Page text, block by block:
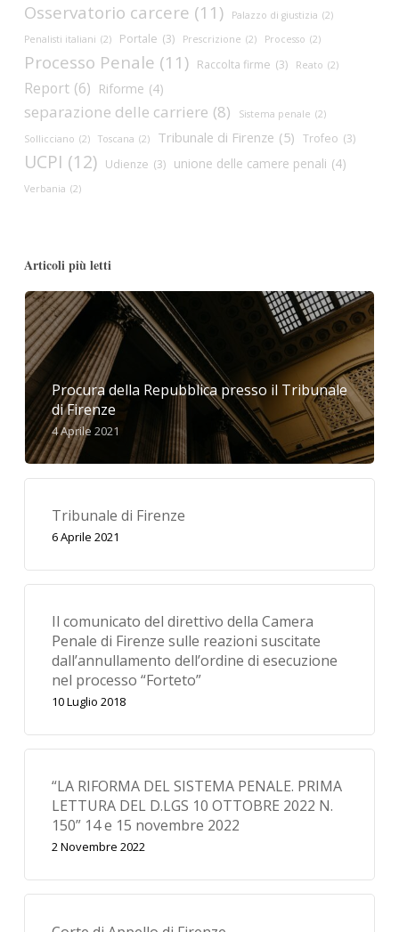
Osservatorio carcere (11) Palazzo di giustizia (2)
Penalisti italiani (2) Portale (3) Prescrizione (2) Processo (2)
Processo Penale (11) Raccolta firme (3) Reato (2)
Report (6) Riforme (4)
separazione delle carriere (8) Sistema penale (2)
Sollicciano (2) Toscana (2) Tribunale di Firenze (5) Trofeo (3)
UCPI (12) Udienze (3) unione delle camere penali (4)
Verbania (2)
Articoli più letti
Procura della Repubblica presso il Tribunale
di Firenze
4 Aprile 2021
Tribunale di Firenze
6 Aprile 2021
Il comunicato del direttivo della Camera
Penale di Firenze sulle reazioni suscitate
dall’annullamento dell’ordine di esecuzione
nel processo “Forteto”
10 Luglio 2018
“LA RIFORMA DEL SISTEMA PENALE. PRIMA
LETTURA DEL D.LGS 10 OTTOBRE 2022 N.
150” 14 e 15 novembre 2022
2 Novembre 2022